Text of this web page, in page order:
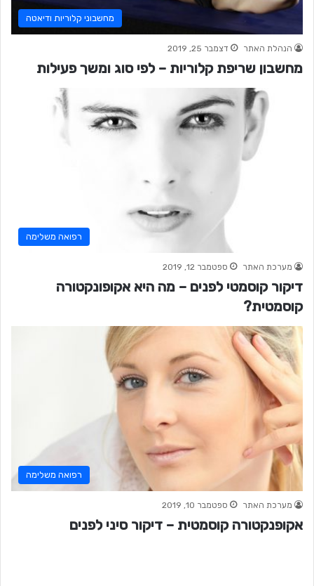
מחשבוני קלוריות ודיאטה
הנהלת האתר דצמבר 25, 2019
מחשבון שריפת קלוריות – לפי סוג ומשך פעילות
רפואה משלימה
מערכת האתר ספטמבר 12, 2019
דיקור קוסמטי לפנים – מה היא אקופונקטורה
קוסמטית?
רפואה משלימה
מערכת האתר ספטמבר 10, 2019
אקופנקטורה קוסמטית – דיקור סיני לפנים